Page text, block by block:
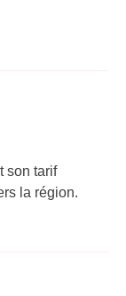
son tarif
la région.